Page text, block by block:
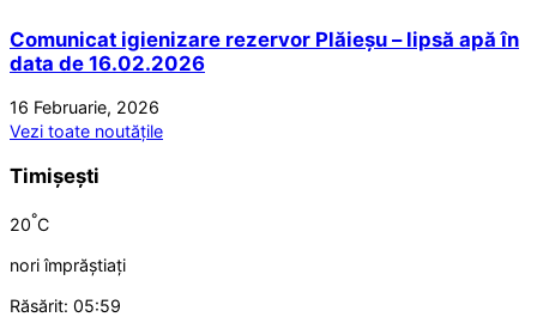
Comunicat igienizare rezervor Plăieșu – lipsă apă în
data de 16.02.2026
16 Februarie, 2026
Vezi toate noutățile
Timișești
20°C
nori împrăștiați
Răsărit: 05:59